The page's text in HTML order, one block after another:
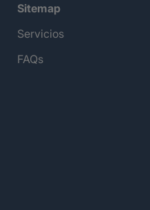
Sitemap
Servicios
FAQs